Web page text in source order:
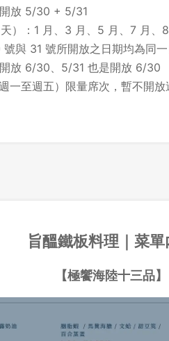
放 5/30 + 5/31
）：1 月、3 月、5 月、7 月、
與 31 號所開放之日期均為同一
放 6/30、5/31 也是開放 6/30
一至週五）限量席次，暫不開
旨醞鐵板料理｜菜單
【極饗海陸十三品】